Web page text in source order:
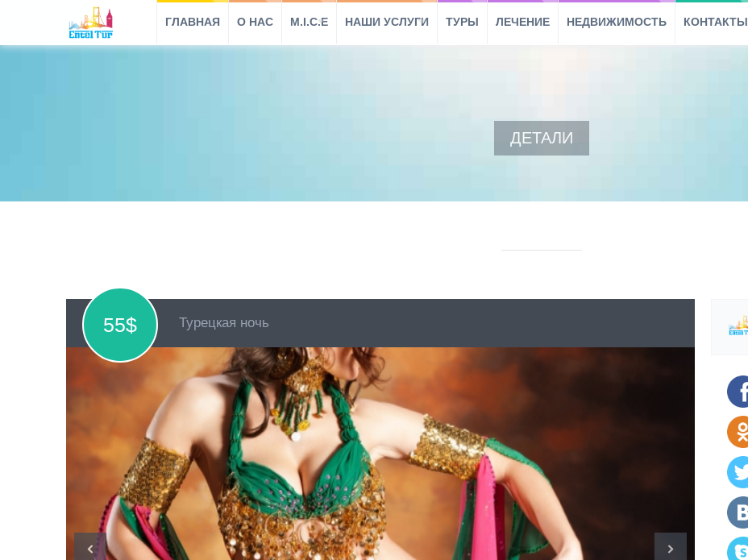
ГЛАВНАЯ O HAC M.I.C.E НАШИ УСЛУГИ ТУРЫ ЛЕЧЕНИЕ НЕДВИЖИМОСТЬ КОНТАКТЫ
ДЕТАЛИ
55$ Турецкая ночь